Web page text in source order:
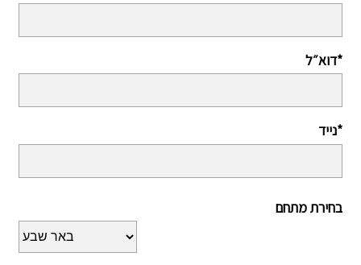
דוא״ל*
נייד*
בחירת מתחם